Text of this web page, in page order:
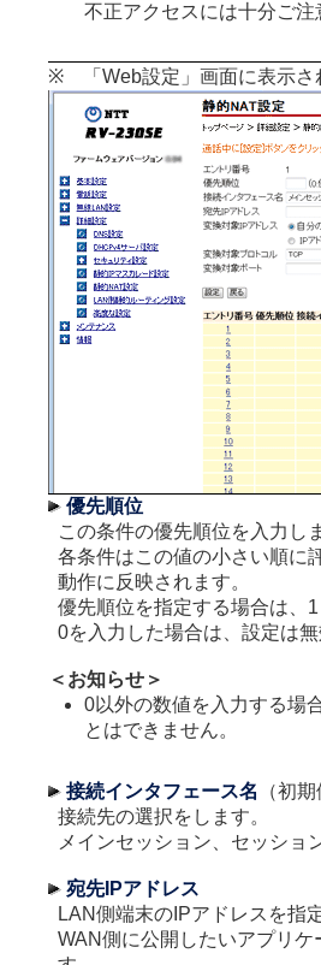
不正アクセスには十分ご注
※ 「Web設定」画面に表示さ
優先順位
この条件の優先順位を入力し
各条件はこの値の小さい順に
動作に反映されます。
優先順位を指定する場合は、
0を入力した場合は、設定は無
＜お知らせ＞
0以外の数値を入力する場
とはできません。
接続インタフェース名
（初
接続先の選択をします。
メインセッション、セッショ
宛先IPアドレス
LAN側端末のIPアドレスを指
WAN側に公開したいアプリ